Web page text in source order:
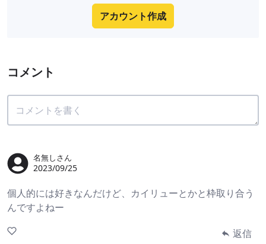
アカウント作成
コメント
名無しさん
2023/09/25
個人的には好きなんだけど、カイリューとかと枠取り合う
んですよねー
返信